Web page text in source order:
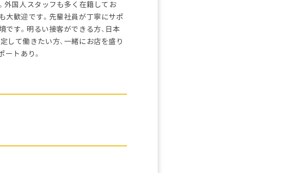
外国人スタッフも多く在籍してお
大歓迎です。先輩社員が丁寧にサポ
す。明るい接客ができる方、日本
して働きたい方、一緒にお店を盛り
ートあり。